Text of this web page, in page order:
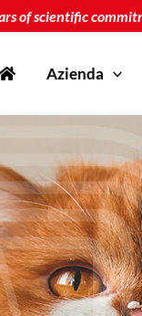
of scientific
Azienda